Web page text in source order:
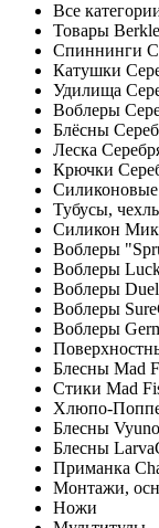
Все
Товары
Спиннинги
Катушки
Удилища
Воблеры
Блёсны
Леска
Крючки
Тубусы,
Силикон
Воблеры
Воблеры
Воблеры
Воблеры
Воблеры
Блесны Mad
Стики Mad
Хлюпо-
Блесны
Блесны
Приманка
Монтажи,
Ножи